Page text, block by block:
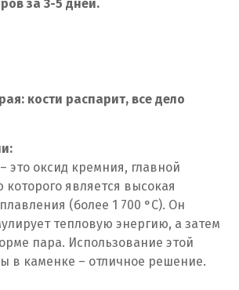
за 3-5 дней.
кости распарит, все дело
– это оксид кремния, главной
которого является высокая
(более 1 700 °C). Он
тепловую энергию, а затем
пара. Использование этой
в каменке – отличное решение.